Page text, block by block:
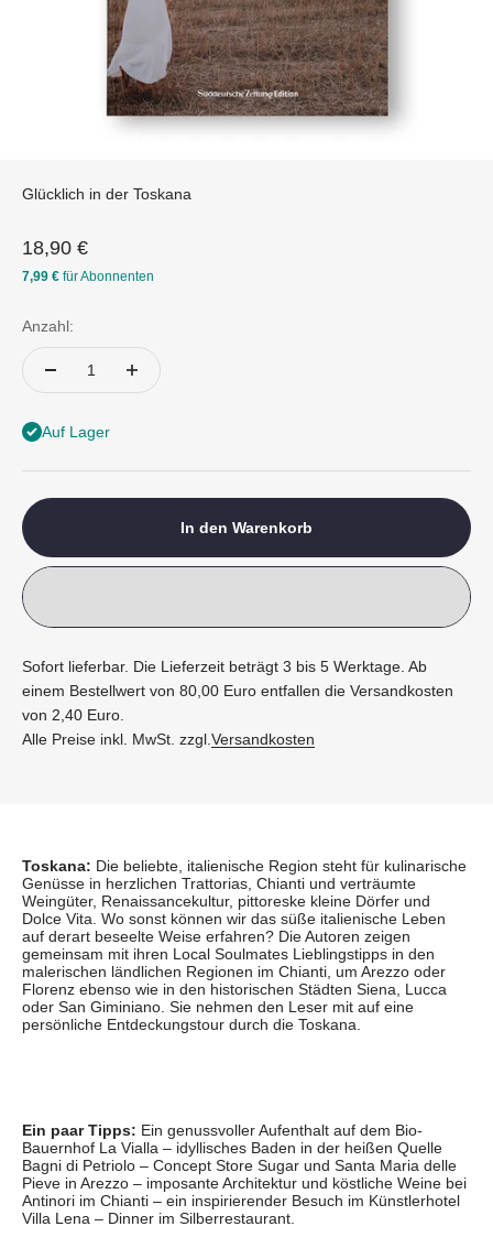
Glücklich in der Toskana
Angebot
18,90 €
7,99 € für Abonnenten
Anzahl:
Auf Lager
In den Warenkorb
Sofort lieferbar. Die Lieferzeit beträgt 3 bis 5 Werktage. Ab
einem Bestellwert von 80,00 Euro entfallen die Versandkosten
von 2,40 Euro.
Alle Preise inkl. MwSt. zzgl.Versandkosten
Toskana: Die beliebte, italienische Region steht für kulinarische
Genüsse in herzlichen Trattorias, Chianti und verträumte
Weingüter, Renaissancekultur, pittoreske kleine Dörfer und
Dolce Vita. Wo sonst können wir das süße italienische Leben
auf derart beseelte Weise erfahren? Die Autoren zeigen
gemeinsam mit ihren Local Soulmates Lieblingstipps in den
malerischen ländlichen Regionen im Chianti, um Arezzo oder
Florenz ebenso wie in den historischen Städten Siena, Lucca
oder San Giminiano. Sie nehmen den Leser mit auf eine
persönliche Entdeckungstour durch die Toskana.
Ein paar Tipps: Ein genussvoller Aufenthalt auf dem Bio-
Bauernhof La Vialla – idyllisches Baden in der heißen Quelle
Bagni di Petriolo – Concept Store Sugar und Santa Maria delle
Pieve in Arezzo – imposante Architektur und köstliche Weine bei
Antinori im Chianti – ein inspirierender Besuch im Künstlerhotel
Villa Lena – Dinner im Silberrestaurant.